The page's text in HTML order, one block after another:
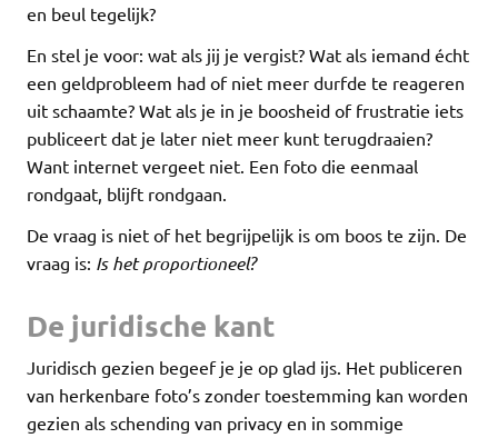
en beul tegelijk?
En stel je voor: wat als jij je vergist? Wat als iemand écht
een geldprobleem had of niet meer durfde te reageren
uit schaamte? Wat als je in je boosheid of frustratie iets
publiceert dat je later niet meer kunt terugdraaien?
Want internet vergeet niet. Een foto die eenmaal
rondgaat, blijft rondgaan.
De vraag is niet of het begrijpelijk is om boos te zijn. De
vraag is: Is het proportioneel?
De juridische kant
Juridisch gezien begeef je je op glad ijs. Het publiceren
van herkenbare foto’s zonder toestemming kan worden
gezien als schending van privacy en in sommige